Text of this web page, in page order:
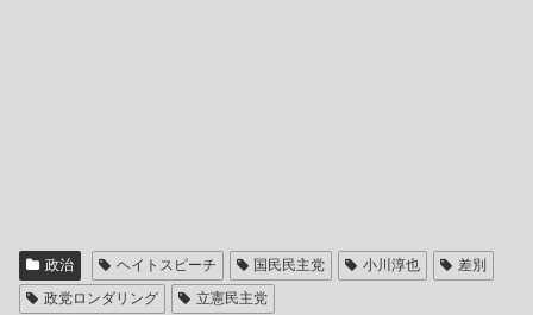
政治 ヘイトスピーチ 国民民主党 小川淳也
差別
政党ロンダリング
立憲民主党